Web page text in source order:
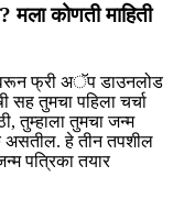
कोणती माहिती
फ्री अॅप डाउनलोड
सह तुमचा पहिला चर्चा
तुम्हाला तुमचा जन्म
हे तीन तपशील
पत्रिका तयार